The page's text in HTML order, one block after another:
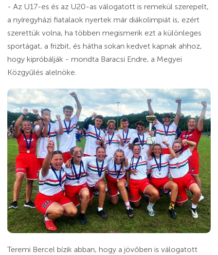
- Az U17-es és az U20-as válogatott is remekül szerepelt,
a nyíregyházi fiatalaok nyertek már diákolimpiát is, ezért
szerettük volna, ha többen megismerik ezt a különleges
sportágat, a frizbit, és hátha sokan kedvet kapnak ahhoz,
hogy kipróbálják - mondta Baracsi Endre, a Megyei
Közgyűlés alelnöke.
Teremi Bercel bízik abban, hogy a jövőben is válogatott